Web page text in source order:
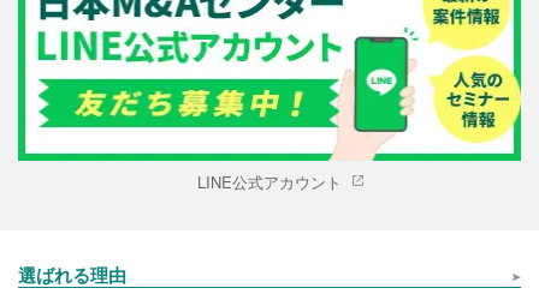
LINE公式アカウント
選ばれる理由